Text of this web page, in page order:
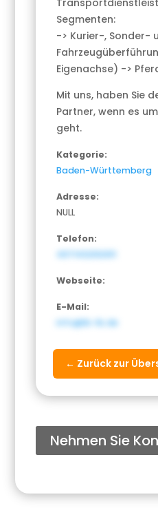
Segmenten:
-> Kurier-, Sonder-
Eigenachse) ->
Mit uns, haben Sie
Partner, wenn es um
geht.
Kategorie:
Baden-Württemberg
Adresse:
NULL
Telefon:
4971412392911
Webseite:
E-Mail:
info@lb-lb.de
← Zurück zur
Nehmen Sie